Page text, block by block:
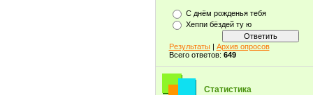
С днём рожденья тебя
Хеппи бёздей ту ю
Результаты| Архив опросов
Всего ответов: 649
Статистика